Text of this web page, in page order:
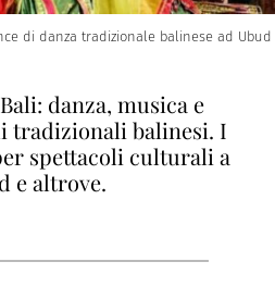
di danza tradizionale balinese ad Ubud
danza, musica e
tradizionali balinesi. I
spettacoli culturali a
e altrove.